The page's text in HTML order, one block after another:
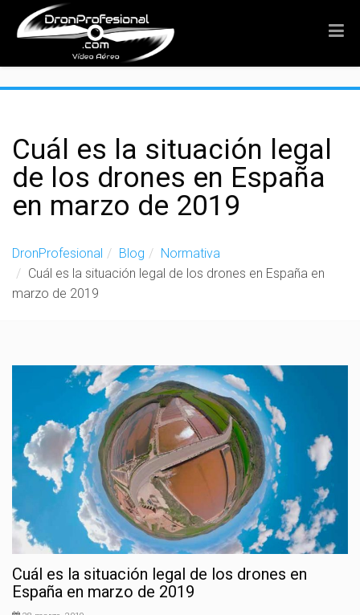
Cuál es la situación legal
de los drones en España
en marzo de 2019
DronProfesional Blog
Normativa
Cuál es la situación legal de los drones en España en
marzo de 2019
Cuál es la situación legal de los drones en
España en marzo de 2019